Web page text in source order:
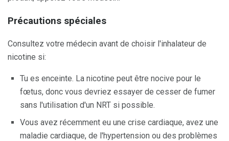
Précautions spéciales
Consultez votre médecin avant de choisir l'inhalateur de
nicotine si:
Tu es enceinte. La nicotine peut être nocive pour le
fœtus, donc vous devriez essayer de cesser de fumer
sans l'utilisation d'un NRT si possible.
Vous avez récemment eu une crise cardiaque, avez une
maladie cardiaque, de l'hypertension ou des problèmes